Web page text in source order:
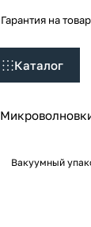
Гарантия на товар
Каталог
Вакуумный